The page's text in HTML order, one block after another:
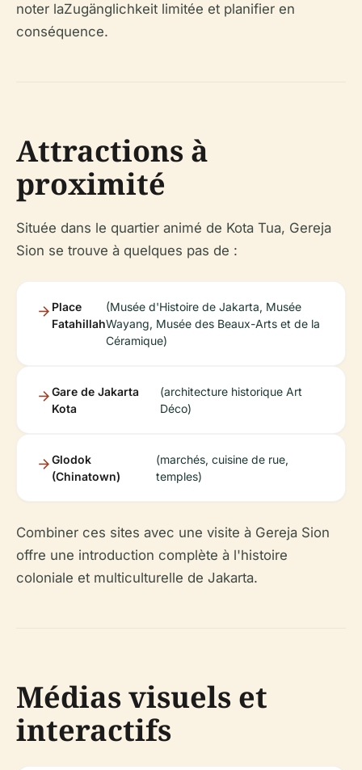
noter laZugänglichkeit limitée et planifier en
conséquence.
Attractions à
proximité
Située dans le quartier animé de Kota Tua, Gereja
Sion se trouve à quelques pas de :
Place
Fatahillah
(Musée d'Histoire de Jakarta, Musée
Wayang, Musée des Beaux-Arts et de la
Céramique)
Gare de Jakarta
Kota
(architecture historique Art
Déco)
Glodok
(Chinatown)
(marchés, cuisine de rue,
temples)
Combiner ces sites avec une visite à Gereja Sion
offre une introduction complète à l'histoire
coloniale et multiculturelle de Jakarta.
Médias visuels et
interactifs